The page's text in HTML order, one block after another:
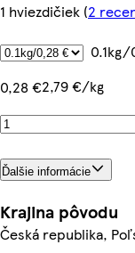
1 hviezdičiek (2
0,28 €2,79 €/kg
Ďalšie informácie
Krajina pôvodu
Česká republika,